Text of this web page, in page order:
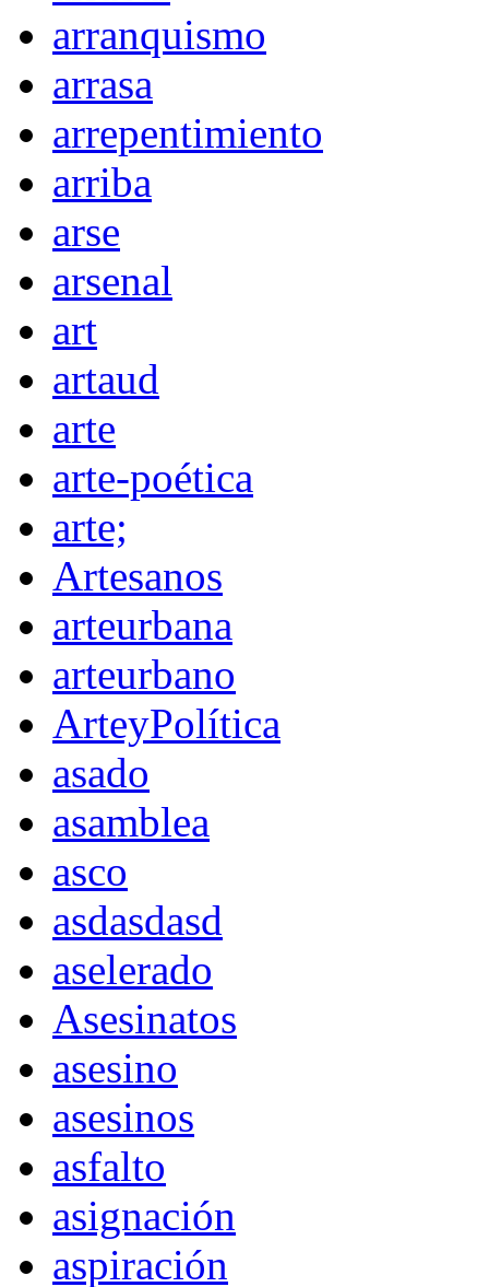
arranquismo
arrasa
arrepentimiento
arriba
arse
arsenal
art
artaud
arte
arte-poética
arte;
Artesanos
arteurbana
arteurbano
ArteyPolítica
asado
asamblea
asco
asdasdasd
aselerado
Asesinatos
asesino
asesinos
asfalto
asignación
aspiración